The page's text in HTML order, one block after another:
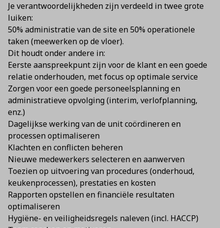
Je verantwoordelijkheden zijn verdeeld in twee grote
luiken:
50% administratie van de site en 50% operationele
taken (meewerken op de vloer).
Dit houdt onder andere in:
Eerste aanspreekpunt zijn voor de klant en een goede
relatie onderhouden, met focus op optimale service
Zorgen voor een goede personeelsplanning en
administratieve opvolging (interim, verlofplanning,
enz.)
Dagelijkse werking van de unit coördineren en
processen optimaliseren
Klachten en conflicten beheren
Nieuwe medewerkers selecteren en aanwerven
Toezien op uitvoering van procedures (onderhoud,
keukenprocessen), prestaties en kosten
Rapporten opstellen en financiële resultaten
optimaliseren
Hygiëne- en veiligheidsregels naleven (incl. HACCP)